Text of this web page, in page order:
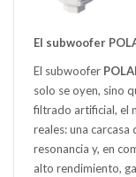
El subwoofer
El subwoofer
solo se oyen, sino
filtrado artificial, el
reales: una
resonancia y, en
alto rendimiento,